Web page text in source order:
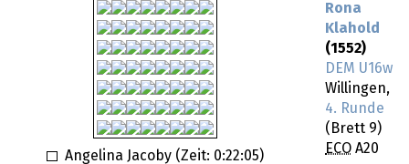
Angelina Jacoby (Zeit: 0:22:05)
Rona
Klahold
(1552)
DEM U16w
Willingen,
4. Runde
(Brett 9)
ECO A20